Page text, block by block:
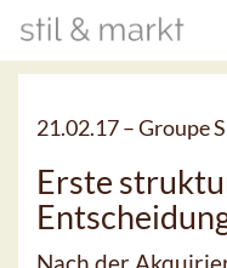
21.02.17 –Groupe
Erste